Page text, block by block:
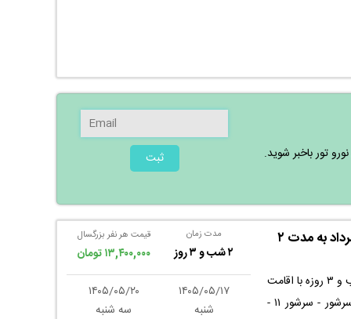
این تور و اقامت
دلنشین و بدون
تور باخبر شوید. ثبت
تور ارزان مشهد ریلی از همدان در ۱۷ تا ۲۰ مرداد به مدت ۲
با ثبت نام تور قطار همدان به مشهد به مدت ۲ شب و ۳ روزه با اقامت
در هتل دربار واقع در خیابان خسروی نو - بازار سرشور - سرشور ۱۱ -
مدت زمان
۲ شب و ۳ روز
قیمت هر نفر بزرگسال
۱۳,۴۰۰,۰۰۰ تومان
۱۴۰۵/۰۵/۱۷
۱۴۰۵/۰۵/۲۰
شنبه
سه شنبه